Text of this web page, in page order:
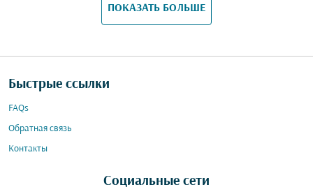
ПОКАЗАТЬ БОЛЬШЕ
Быстрые ссылки
FAQs
Обратная связь
Контакты
Социальные сети